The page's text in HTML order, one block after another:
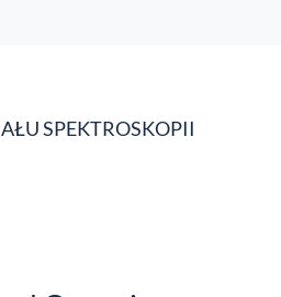
SPEKTROSKOPII